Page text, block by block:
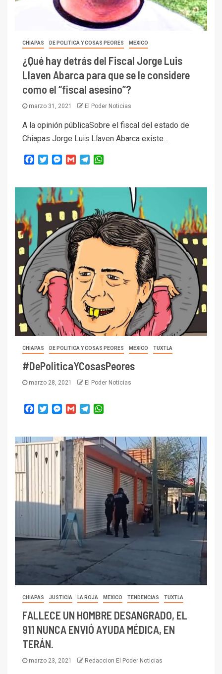
CHIAPAS DE POLITICA Y COSAS PEORES MEXICO
¿Qué hay detrás del Fiscal Jorge Luis
Llaven Abarca para que se le considere
como el “fiscal asesino”?
marzo 31, 2021 El Poder Noticias
A la opinión públicaSobre el fiscal del estado de
Chiapas Jorge Luis Llaven Abarca existe…
Facebook
TwitterMessenger
Gmail Telegram
CHIAPAS DE POLITICA Y COSAS PEORES MEXICO TUXTLA
#DePoliticaYCosasPeores
marzo 28, 2021 El Poder Noticias
Facebook
TwitterMessenger
Gmail Telegram
CHIAPAS JUSTICIA LA ROJA MEXICO TENDENCIAS TUXTLA
FALLECE UN HOMBRE DESANGRADO, EL
911 NUNCA ENVIÓ AYUDA MÉDICA, EN
TERÁN.
marzo 23, 2021 Redaccion El Poder Noticias